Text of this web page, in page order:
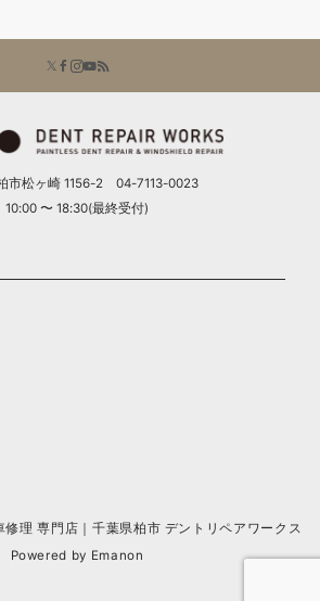
市松ヶ崎 1156-2 04-7113-0023
10:00 〜 18:30(最終受付)
理 専門店｜千葉県柏市 デントリペアワークス
Powered by Emanon